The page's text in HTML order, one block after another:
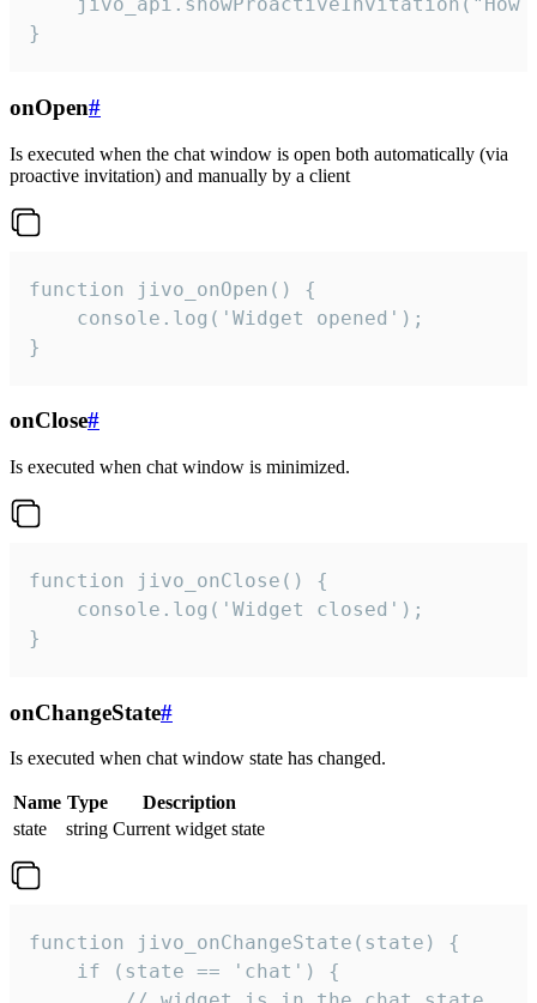
}
onOpen#
Is executed when the chat window is open both automatically (via
proactive invitation) and manually by a client
function jivo_onOpen() {
    console.log('Widget opened');
}
onClose#
Is executed when chat window is minimized.
function jivo_onClose() {
    console.log('Widget closed');
}
onChangeState#
Is executed when chat window state has changed.
Name Type
Description
state
string Current widget state
function jivo_onChangeState(state) {
    if (state == 'chat') {